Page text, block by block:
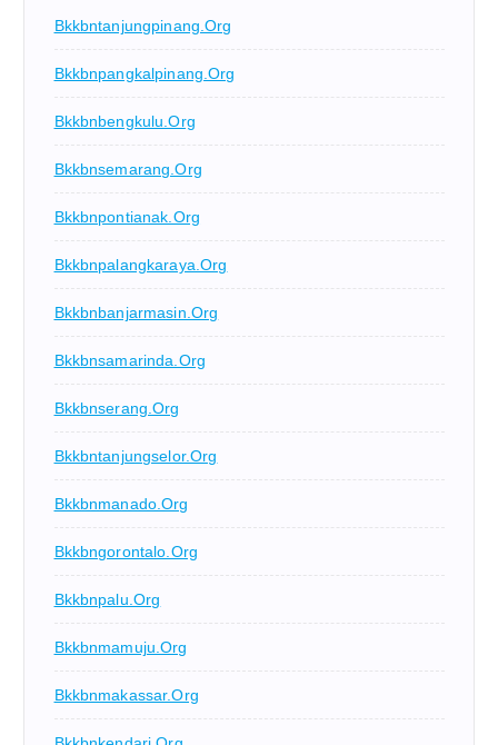
Bkkbntanjungpinang.org
Bkkbnpangkalpinang.org
Bkkbnbengkulu.org
Bkkbnsemarang.org
Bkkbnpontianak.org
Bkkbnpalangkaraya.org
Bkkbnbanjarmasin.org
Bkkbnsamarinda.org
Bkkbnserang.org
Bkkbntanjungselor.org
Bkkbnmanado.org
Bkkbngorontalo.org
Bkkbnpalu.org
Bkkbnmamuju.org
Bkkbnmakassar.org